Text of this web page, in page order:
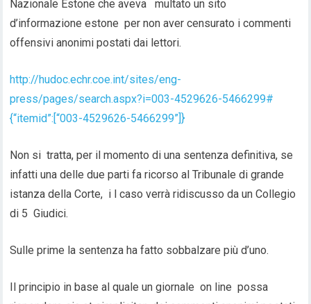
Nazionale Estone che aveva multato un sito
d’informazione estone per non aver censurato i commenti
offensivi anonimi postati dai lettori.
http://hudoc.echr.coe.int/sites/eng-
press/pages/search.aspx?i=003-4529626-5466299#
{“itemid”:[“003-4529626-5466299”]}
Non si tratta, per il momento di una sentenza definitiva, se
infatti una delle due parti fa ricorso al Tribunale di grande
istanza della Corte, i l caso verrà ridiscusso da un Collegio
di 5 Giudici.
Sulle prime la sentenza ha fatto sobbalzare più d’uno.
Il principio in base al quale un giornale on line possa